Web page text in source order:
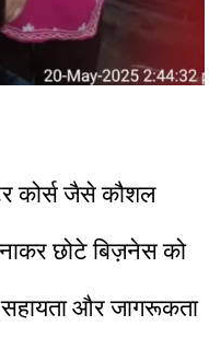
कोर्स जैसे कौशल
छोटे बिज़नेस को
और जागरूकता